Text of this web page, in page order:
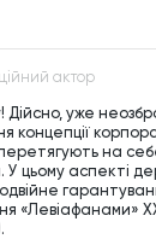
актор
Дійсно, уже
концепції
на
У цьому аспекті
«Левіафанами»